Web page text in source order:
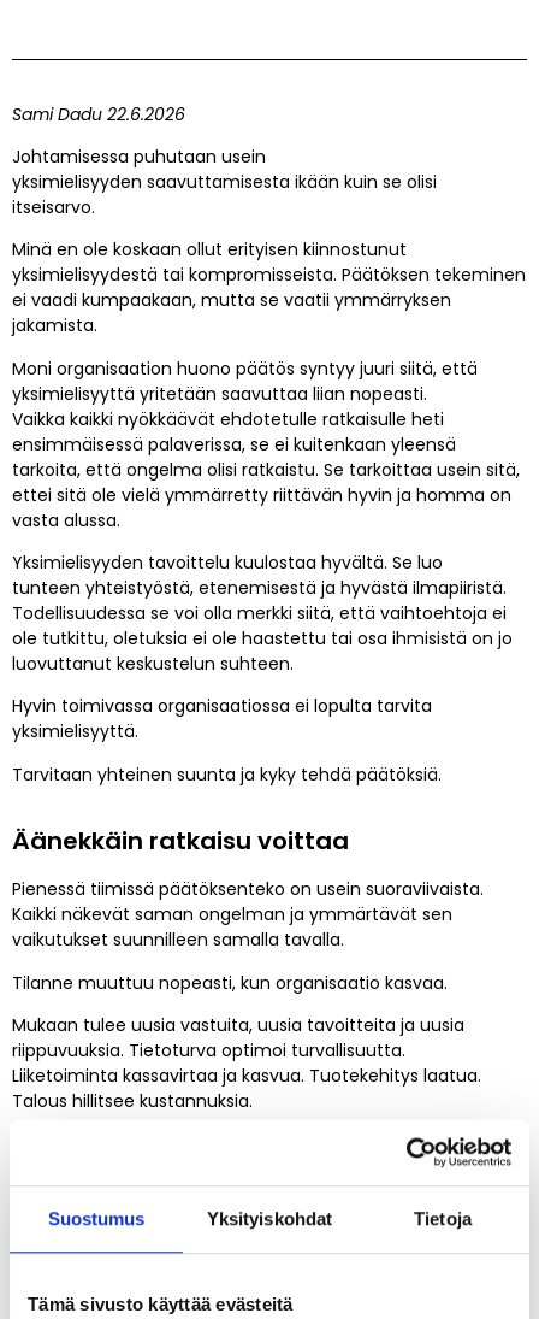
Suostumus Yksityiskohdat Tietoja
Tämä sivusto käyttää evästeitä
Sami Dadu 22.6.2026
Johtamisessa puhutaan usein
yksimielisyyden saavuttamisesta ikään kuin se olisi
itseisarvo.
Minä en ole koskaan ollut erityisen kiinnostunut
yksimielisyydestä tai kompromisseista. Päätöksen tekeminen
ei vaadi kumpaakaan, mutta se vaatii ymmärryksen
jakamista.
Moni organisaation huono päätös syntyy juuri siitä, että
yksimielisyyttä yritetään saavuttaa liian nopeasti.
Vaikka kaikki nyökkäävät ehdotetulle ratkaisulle heti
ensimmäisessä palaverissa, se ei kuitenkaan yleensä
tarkoita, että ongelma olisi ratkaistu. Se tarkoittaa usein sitä,
ettei sitä ole vielä ymmärretty riittävän hyvin ja homma on
vasta alussa.
Yksimielisyyden tavoittelu kuulostaa hyvältä. Se luo
tunteen yhteistyöstä, etenemisestä ja hyvästä ilmapiiristä.
Todellisuudessa se voi olla merkki siitä, että vaihtoehtoja ei
ole tutkittu, oletuksia ei ole haastettu tai osa ihmisistä on jo
luovuttanut keskustelun suhteen.
Hyvin toimivassa organisaatiossa ei lopulta tarvita
yksimielisyyttä.
Tarvitaan yhteinen suunta ja kyky tehdä päätöksiä.
Äänekkäin ratkaisu voittaa
Pienessä tiimissä päätöksenteko on usein suoraviivaista.
Kaikki näkevät saman ongelman ja ymmärtävät sen
vaikutukset suunnilleen samalla tavalla.
Tilanne muuttuu nopeasti, kun organisaatio kasvaa.
Mukaan tulee uusia vastuita, uusia tavoitteita ja uusia
riippuvuuksia. Tietoturva optimoi turvallisuutta.
Liiketoiminta kassavirtaa ja kasvua. Tuotekehitys laatua.
Talous hillitsee kustannuksia.
Yhtäkkiä samasta asiasta keskustelee joukko ihmisiä, joiden
Olin mukana projektissa, jossa tietohallinto halusi vaihtaa
järjestelmän teknologia-alustan mahdollisimman nopeasti.
Seuraavassa keskustelussa tietoturva totesi, ettei toteutusta